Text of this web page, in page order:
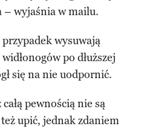
– wyjaśnia w mailu.
wysuwają
po dłuższej
się na nie uodpornić.
pewnością nie są
upić, jednak zdaniem